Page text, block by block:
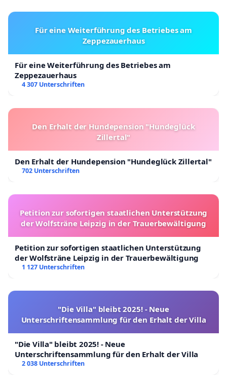
Für eine Weiterführung des Betriebes am
Zeppezauerhaus
Für eine Weiterführung des Betriebes am
Zeppezauerhaus
4 307 Unterschriften
Den Erhalt der Hundepension "Hundeglück
Zillertal"
Den Erhalt der Hundepension "Hundeglück Zillertal"
702 Unterschriften
Petition zur sofortigen staatlichen Unterstützung
der Wolfsträne Leipzig in der Trauerbewältigung
Petition zur sofortigen staatlichen Unterstützung
der Wolfsträne Leipzig in der Trauerbewältigung
1 127 Unterschriften
"Die Villa" bleibt 2025! - Neue
Unterschriftensammlung für den Erhalt der Villa
"Die Villa" bleibt 2025! - Neue
Unterschriftensammlung für den Erhalt der Villa
2 038 Unterschriften